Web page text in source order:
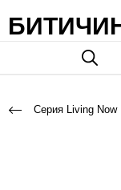
Серия Living Now